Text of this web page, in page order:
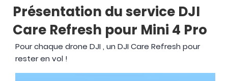
Présentation du service DJI
Care Refresh pour Mini 4 Pro
Pour chaque drone DJI , un DJI Care Refresh pour
rester en vol !